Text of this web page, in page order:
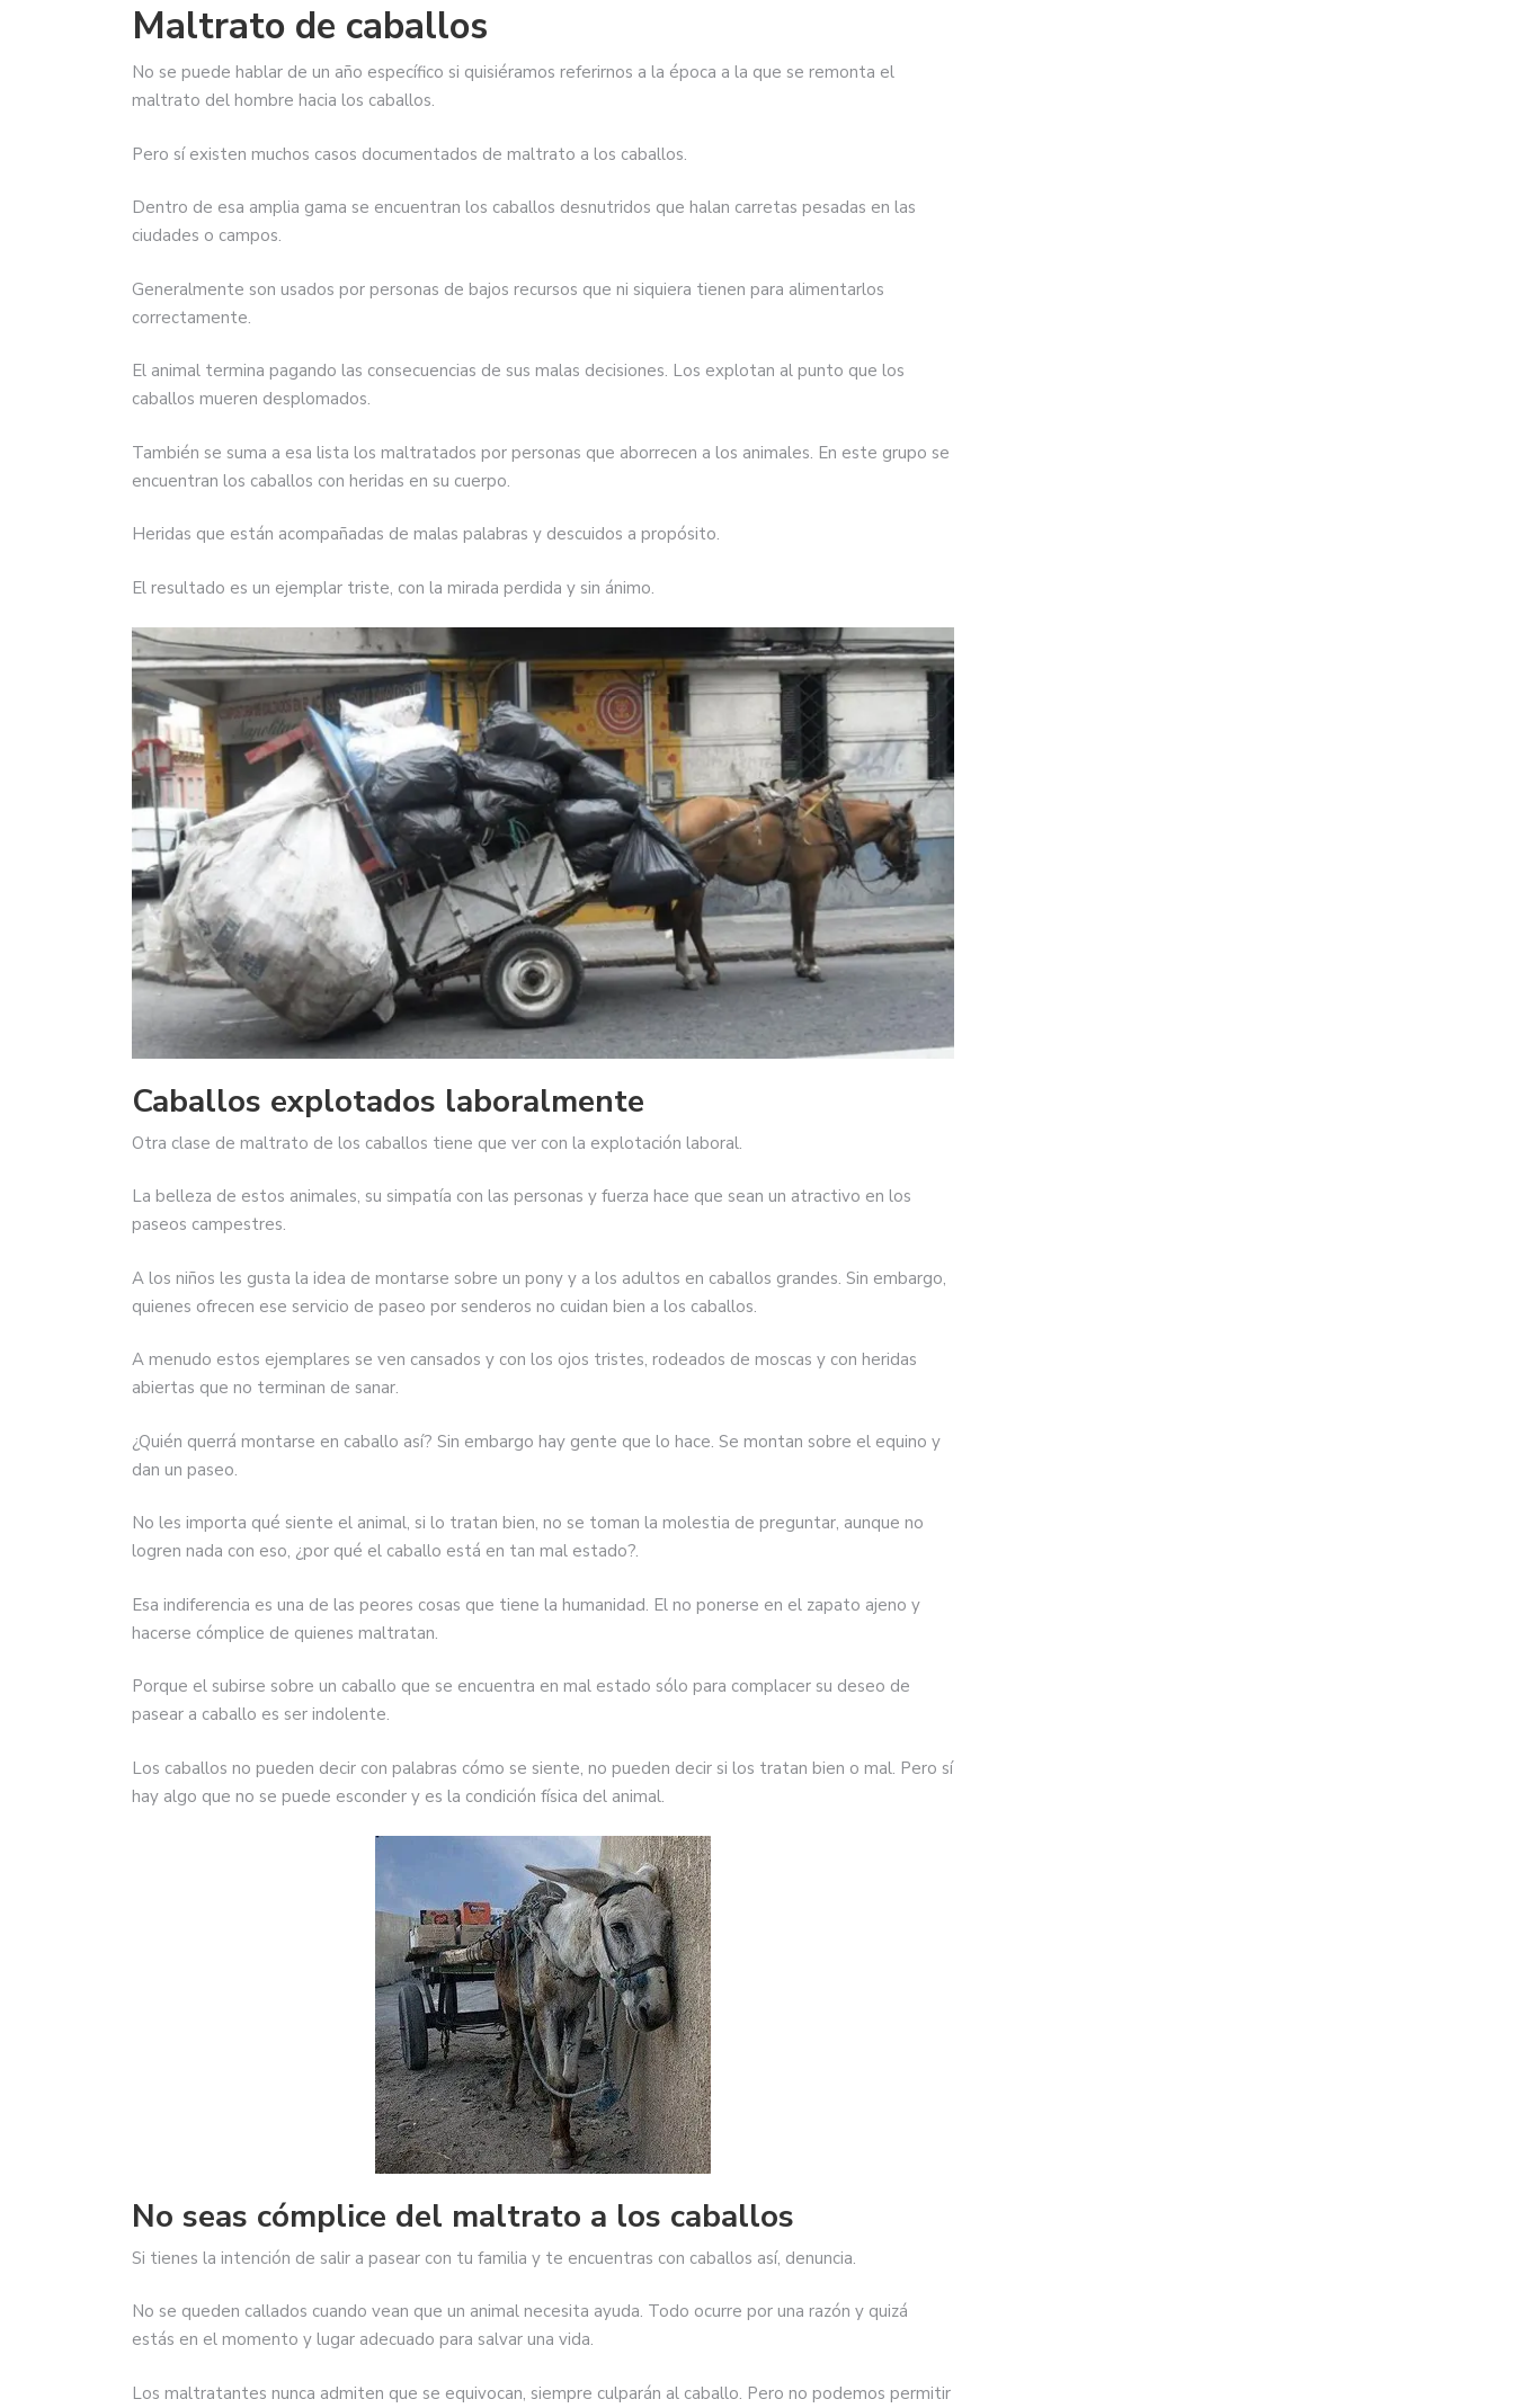
Maltrato de caballos
No se puede hablar de un año específico si quisiéramos referirnos a la época a la que se remonta el
maltrato del hombre hacia los caballos.
Pero sí existen muchos casos documentados de maltrato a los caballos.
Dentro de esa amplia gama se encuentran los caballos desnutridos que halan carretas pesadas en las
ciudades o campos.
Generalmente son usados por personas de bajos recursos que ni siquiera tienen para alimentarlos
correctamente.
El animal termina pagando las consecuencias de sus malas decisiones. Los explotan al punto que los
caballos mueren desplomados.
También se suma a esa lista los maltratados por personas que aborrecen a los animales. En este grupo se
encuentran los caballos con heridas en su cuerpo.
Heridas que están acompañadas de malas palabras y descuidos a propósito.
El resultado es un ejemplar triste, con la mirada perdida y sin ánimo.
Caballos explotados laboralmente
Otra clase de maltrato de los caballos tiene que ver con la explotación laboral.
La belleza de estos animales, su simpatía con las personas y fuerza hace que sean un atractivo en los
paseos campestres.
A los niños les gusta la idea de montarse sobre un pony y a los adultos en caballos grandes. Sin embargo,
quienes ofrecen ese servicio de paseo por senderos no cuidan bien a los caballos.
A menudo estos ejemplares se ven cansados y con los ojos tristes, rodeados de moscas y con heridas
abiertas que no terminan de sanar.
¿Quién querrá montarse en caballo así? Sin embargo hay gente que lo hace. Se montan sobre el equino y
dan un paseo.
No les importa qué siente el animal, si lo tratan bien, no se toman la molestia de preguntar, aunque no
logren nada con eso, ¿por qué el caballo está en tan mal estado?.
Esa indiferencia es una de las peores cosas que tiene la humanidad. El no ponerse en el zapato ajeno y
hacerse cómplice de quienes maltratan.
Porque el subirse sobre un caballo que se encuentra en mal estado sólo para complacer su deseo de
pasear a caballo es ser indolente.
Los caballos no pueden decir con palabras cómo se siente, no pueden decir si los tratan bien o mal. Pero sí
hay algo que no se puede esconder y es la condición física del animal.
No seas cómplice del maltrato a los caballos
Si tienes la intención de salir a pasear con tu familia y te encuentras con caballos así, denuncia.
No se queden callados cuando vean que un animal necesita ayuda. Todo ocurre por una razón y quizá
estás en el momento y lugar adecuado para salvar una vida.
Los maltratantes nunca admiten que se equivocan, siempre culparán al caballo. Pero no podemos permitir